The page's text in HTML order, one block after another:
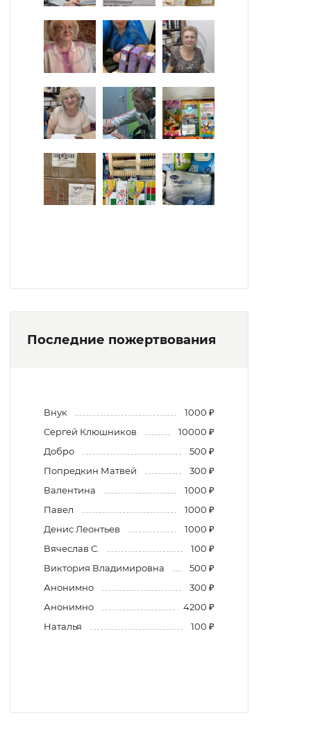
Последние пожертвования
Внук
1000 ₽
Сергей Клюшников
10000 ₽
Добро
500 ₽
Попредкин Матвей
300 ₽
Валентина
1000 ₽
Павел
1000 ₽
Денис Леонтьев
1000 ₽
Вячеслав С.
100 ₽
Виктория Владимировна
500 ₽
Анонимно
300 ₽
Анонимно
4200 ₽
Наталья
100 ₽